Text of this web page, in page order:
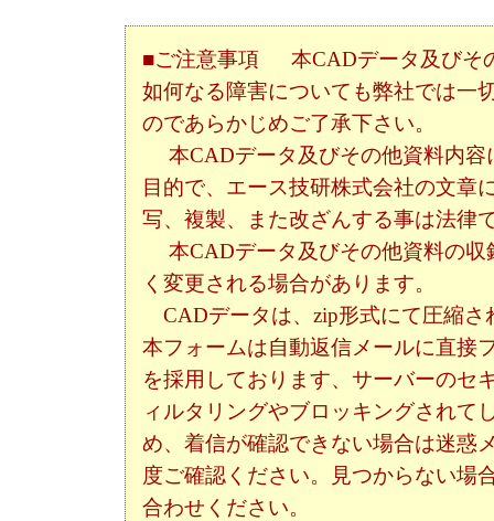
■ご注意事項 本CADデータ及びそ
如何なる障害についても弊社では一
のであらかじめご了承下さい。
本CADデータ及びその他資料内容
目的で、エース技研株式会社の文章
写、複製、また改ざんする事は法律
本CADデータ及びその他資料の収
く変更される場合があります。
CADデータは、zip形式にて圧縮さ
本フォームは自動返信メールに直接
を採用しております、サーバーのセ
ィルタリングやブロッキングされて
め、着信が確認できない場合は迷惑
度ご確認ください。見つからない場
合わせください。